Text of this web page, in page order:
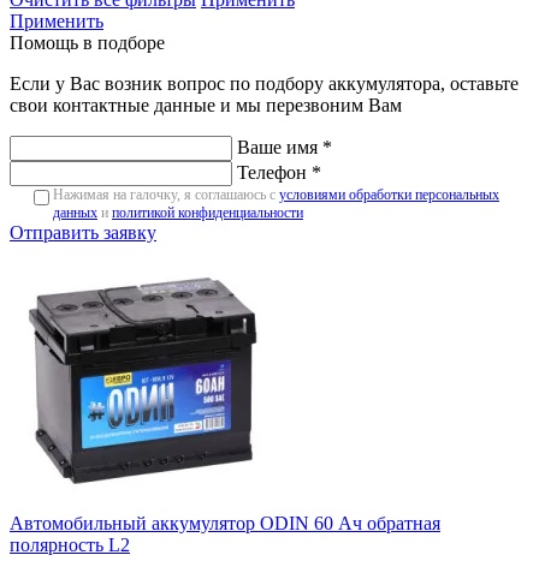
Применить
Помощь в подборе
Если у Вас возник вопрос по подбору аккумулятора, оставьте
свои контактные данные и мы перезвоним Вам
Ваше имя *
Телефон *
Нажимая на галочку, я соглашаюсь с условиями обработки персональных
данных и политикой конфиденциальности
Отправить заявку
Автомобильный аккумулятор ODIN 60 Ач обратная
полярность L2